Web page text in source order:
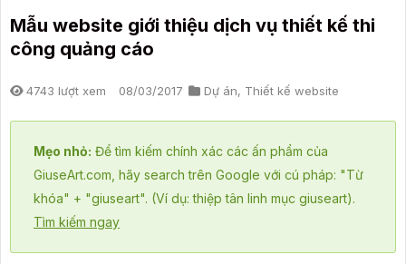
Mẫu website giới thiệu dịch vụ thiết kế thi
công quảng cáo
4743 lượt xem 08/03/2017 Dự án, Thiết kế website
Mẹo nhỏ: Để tìm kiếm chính xác các ấn phẩm của
GiuseArt.com, hãy search trên Google với cú pháp: "Từ
khóa" + "giuseart". (Ví dụ: thiệp tân linh mục giuseart).
Tìm kiếm ngay